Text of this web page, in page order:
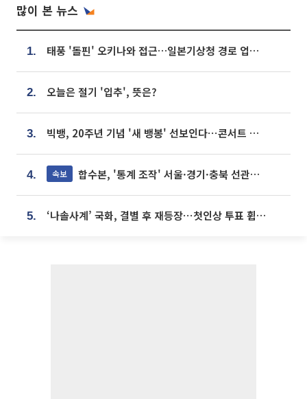
많이 본 뉴스
1. 태풍 '돌핀' 오키나와 접근…일본기상청 경로 업데이트
2. 오늘은 절기 '입추', 뜻은?
3. 빅뱅, 20주년 기념 '새 뱅봉' 선보인다⋯콘서트 앞두고 팝업 개최
4. 속보 합수본, '통계 조작' 서울·경기·충북 선관위 등 추가 압수수색
5. ‘나솔사계’ 국화, 결별 후 재등장⋯첫인상 투표 휩쓸고 ‘인기녀’ 등극